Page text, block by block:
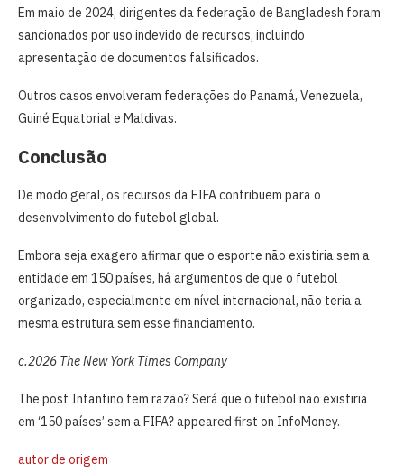
Em maio de 2024, dirigentes da federação de Bangladesh foram
sancionados por uso indevido de recursos, incluindo
apresentação de documentos falsificados.
Outros casos envolveram federações do Panamá, Venezuela,
Guiné Equatorial e Maldivas.
Conclusão
De modo geral, os recursos da FIFA contribuem para o
desenvolvimento do futebol global.
Embora seja exagero afirmar que o esporte não existiria sem a
entidade em 150 países, há argumentos de que o futebol
organizado, especialmente em nível internacional, não teria a
mesma estrutura sem esse financiamento.
c.2026 The New York Times Company
The post ⁠Infantino tem razão? Será que o futebol não existiria
em ‘150 países’ sem a FIFA? appeared first on InfoMoney.
autor de origem